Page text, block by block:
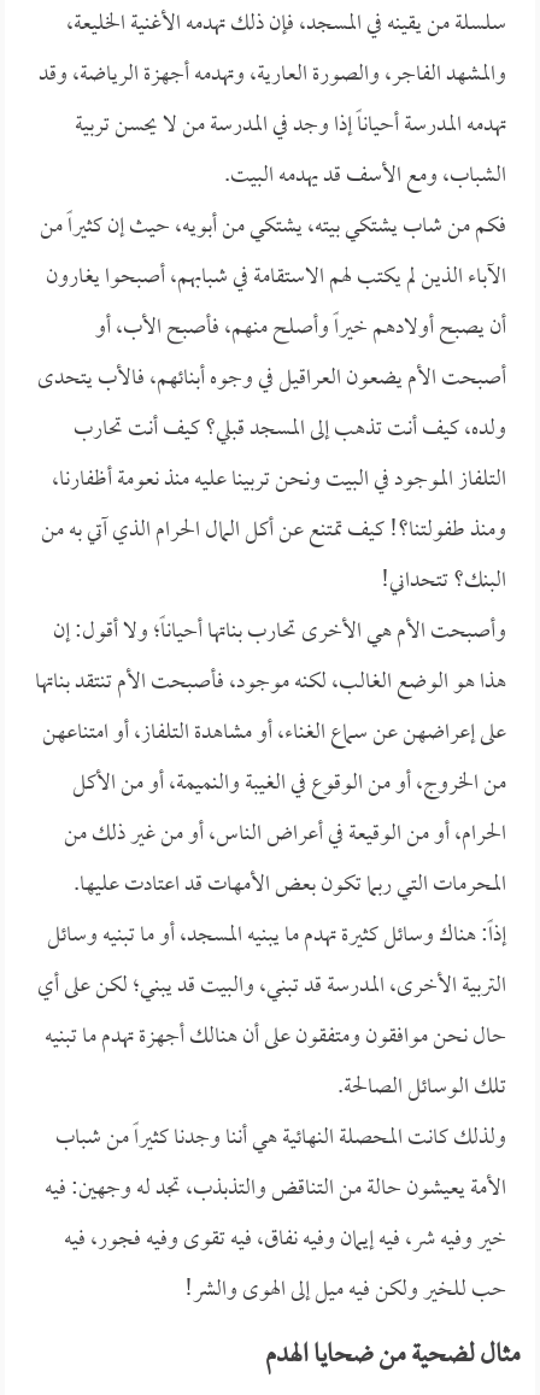
سلسلة من يقينه في المسجد، فإن ذلك تهدمه الأغنية الخليعة،
والمشهد الفاجر، والصورة العارية، وتهدمه أجهزة الرياضة، وقد
تهدمه المدرسة أحياناً إذا وجد في المدرسة من لا يحسن تربية
الشباب، ومع الأسف قد يهدمه البيت.
فكم من شاب يشتكي بيته، يشتكي من أبويه، حيث إن كثيراً من
الآباء الذين لم يكتب لهم الاستقامة في شبابهم، أصبحوا يغارون
أن يصبح أولادهم خيراً وأصلح منهم، فأصبح الأب، أو
أصبحت الأم يضعون العراقيل في وجوه أبنائهم، فالأب يتحدى
ولده، كيف أنت تذهب إلى المسجد قبلي؟ كيف أنت تحارب
التلفاز الموجود في البيت ونحن تربينا عليه منذ نعومة أظفارنا،
ومنذ طفولتنا؟! كيف تمتنع عن أكل المال الحرام الذي آتي به من
البنك؟ تتحداني!
وأصبحت الأم هي الأخرى تحارب بناتها أحياناً؛ ولا أقول: إن
هذا هو الوضع الغالب، لكنه موجود، فأصبحت الأم تنتقد بناتها
على إعراضهن عن سماع الغناء، أو مشاهدة التلفاز، أو امتناعهن
من الخروج، أو من الوقوع في الغيبة والنميمة، أو من الأكل
الحرام، أو من الوقيعة في أعراض الناس، أو من غير ذلك من
المحرمات التي ربما تكون بعض الأمهات قد اعتادت عليها.
إذاً: هناك وسائل كثيرة تهدم ما يبنيه المسجد، أو ما تبنيه وسائل
التربية الأخرى، المدرسة قد تبني، والبيت قد يبني؛ لكن على أي
حال نحن موافقون ومتفقون على أن هنالك أجهزة تهدم ما تبنيه
تلك الوسائل الصالحة.
ولذلك كانت المحصلة النهائية هي أننا وجدنا كثيراً من شباب
الأمة يعيشون حالة من التناقض والتذبذب، تجد له وجهين: فيه
خير وفيه شر، فيه إيمان وفيه نفاق، فيه تقوى وفيه فجور، فيه
حب للخير ولكن فيه ميل إلى الهوى والشر!
مثال لضحية من ضحايا الهدم